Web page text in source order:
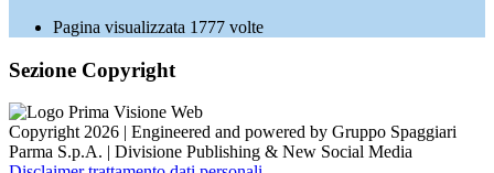
Pagina visualizzata 1777 volte
Sezione Copyright
Copyright 2026 | Engineered and powered by Gruppo Spaggiari
Parma S.p.A. | Divisione Publishing & New Social Media